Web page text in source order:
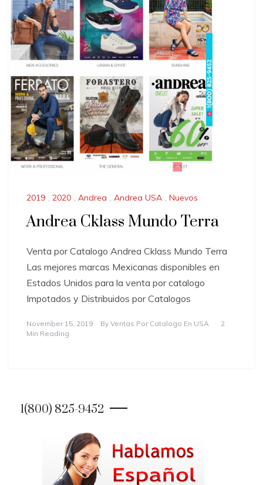
2019 , 2020 , Andrea , Andrea USA , Nuevos
Andrea Cklass Mundo Terra
Venta por Catalogo Andrea Cklass Mundo Terra
Las mejores marcas Mexicanas disponibles en
Estados Unidos para la venta por catalogo
Impotados y Distribuidos por Catalogos
November 15, 2019 By Ventas Por Catalogo En USA
2
Min Reading
1(800) 825-9452